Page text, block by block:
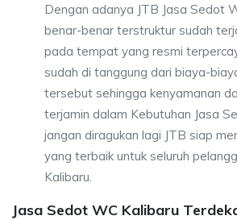
Dengan adanya JTB Jasa Sedot
benar-benar terstruktur sudah
pada tempat yang resmi
sudah di tanggung dari biaya-
tersebut sehingga kenyamanan
terjamin dalam Kebutuhan Jasa
jangan diragukan lagi JTB siap
yang terbaik untuk seluruh
Kalibaru.
Jasa Sedot WC Kalibaru